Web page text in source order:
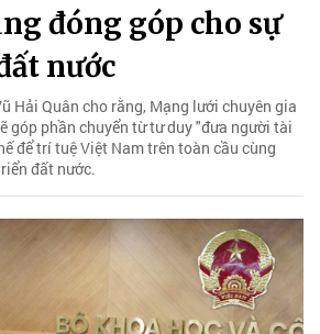
đóng góp cho sự
nước
Hải Quân cho rằng, Mạng lưới chuyên gia
góp phần chuyển từ tư duy "đưa người tài
để trí tuệ Việt Nam trên toàn cầu cùng
đất nước.